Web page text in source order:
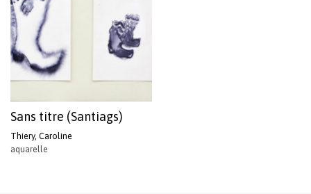
Sans titre (Santiags)
Thiery, Caroline
aquarelle